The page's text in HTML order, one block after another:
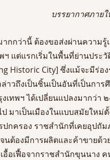
บรรยากาศภาย
ากกว่านี้ ต้องขอส่งผ่านความ
พฯ แต่แรกเริ่มในพื้นที่ย่านประ
Historic City] ซึ่งแม้จะมีร่
าวถึงเป็นชิ้นเป็นอันที่เป็นกา
เทพฯ ได้เปลี่ยนแปลงมากว่า
ป มาเป็นเมืองในแบบสมัยให
ปกครอง ราชสำนักที่เคยอุป
นต้องมีการผลิตและค้าขายด้
อื้อเฟื้อจากราชสำนักขุนนาง